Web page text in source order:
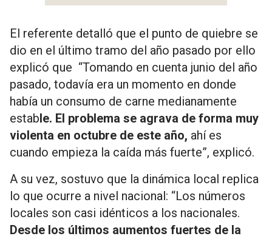
El referente detalló que el punto de quiebre se
dio en el último tramo del año pasado por ello
explicó que “Tomando en cuenta junio del año
pasado, todavía era un momento en donde
había un consumo de carne medianamente
estable. El problema se agrava de forma muy
violenta en octubre de este año, ahí es
cuando empieza la caída más fuerte”, explicó.
A su vez, sostuvo que la dinámica local replica
lo que ocurre a nivel nacional: “Los números
locales son casi idénticos a los nacionales.
Desde los últimos aumentos fuertes de la